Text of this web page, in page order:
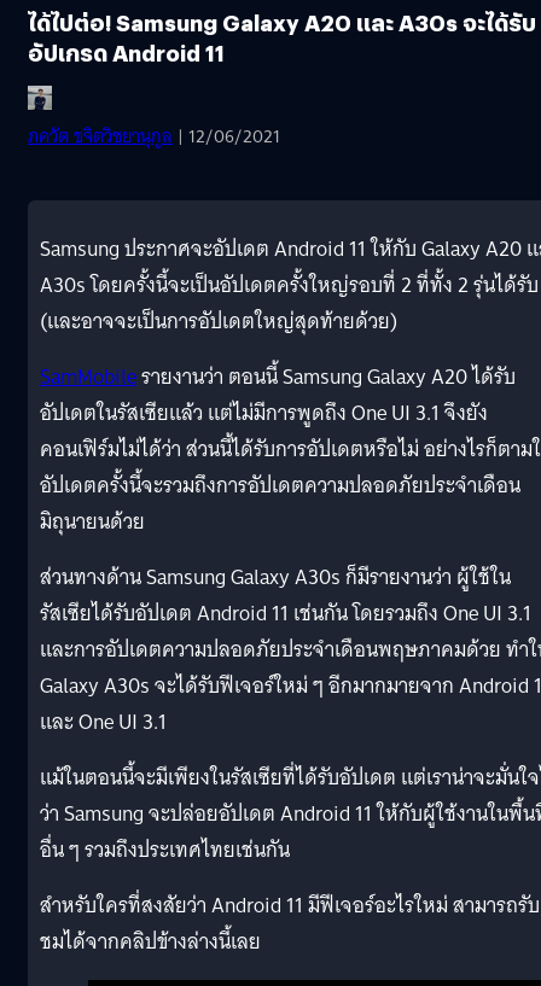
ได้ไปต่อ! Samsung Galaxy A20 และ A30s จะได้รับ
อัปเกรด Android 11
ภควัต ขจิตวิชยานุกูล | 12/06/2021
Samsung ประกาศจะอัปเดต Android 11 ให้กับ Galaxy A20
A30s โดยครั้งนี้จะเป็นอัปเดตครั้งใหญ่รอบที่ 2 ที่ทั้ง 2 รุ่นได้รับ
(และอาจจะเป็นการอัปเดตใหญ่สุดท้ายด้วย)
SamMobileรายงานว่า ตอนนี้ Samsung Galaxy A20 ได้รับ
อัปเดตในรัสเซียแล้ว แต่ไม่มีการพูดถึง One UI 3.1 จึงยัง
คอนเฟิร์มไม่ได้ว่า ส่วนนี้ได้รับการอัปเดตหรือไม่ อย่างไรก็ตาม
อัปเดตครั้งนี้จะรวมถึงการอัปเดตความปลอดภัยประจำเดือน
มิถุนายนด้วย
ส่วนทางด้าน Samsung Galaxy A30s ก็มีรายงานว่า ผู้ใช้ใน
รัสเซียได้รับอัปเดต Android 11 เช่นกัน โดยรวมถึง One UI 3.1
และการอัปเดตความปลอดภัยประจำเดือนพฤษภาคมด้วย ทำ
Galaxy A30s จะได้รับฟีเจอร์ใหม่ ๆ อีกมากมายจาก Android
และ One UI 3.1
แม้ในตอนนี้จะมีเพียงในรัสเซียที่ได้รับอัปเดต แต่เราน่าจะมั่นใ
ว่า Samsung จะปล่อยอัปเดต Android 11 ให้กับผู้ใช้งานในพื้
อื่น ๆ รวมถึงประเทศไทยเช่นกัน
สำหรับใครที่สงสัยว่า Android 11 มีฟีเจอร์อะไรใหม่ สามารถรับ
ชมได้จากคลิปข้างล่างนี้เลย